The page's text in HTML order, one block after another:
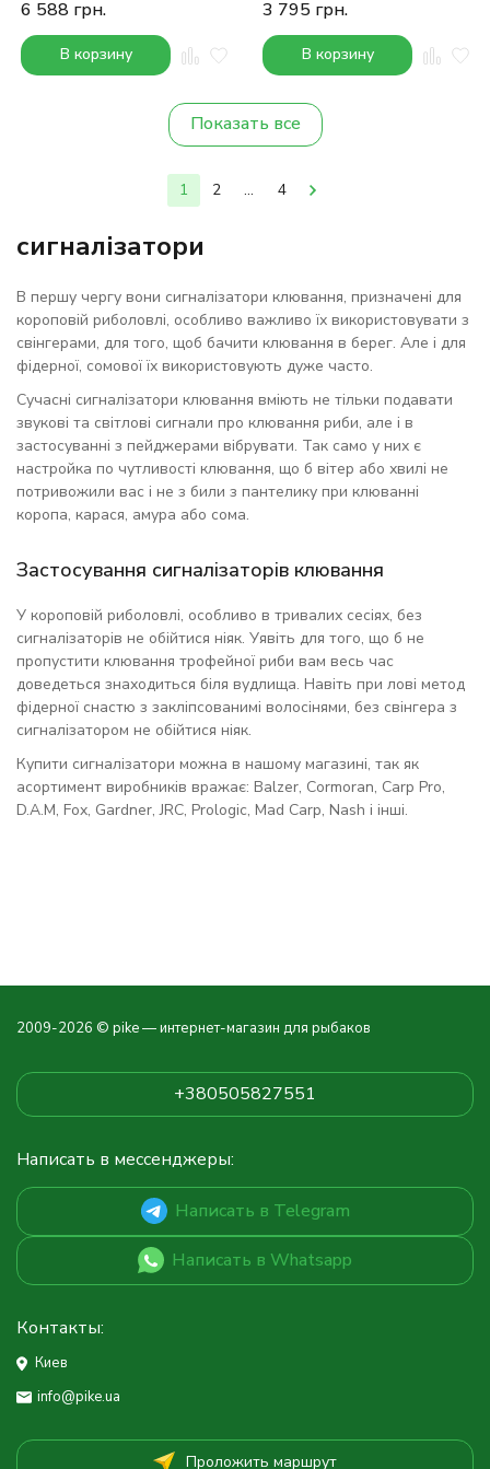
6 588 грн.
В корзину
3 795 грн.
В корзину
Показать все
1 2 ... 4
сигналізатори
В першу чергу вони сигналізатори клювання, призначені для
короповій риболовлі, особливо важливо їх використовувати з
свінгерами, для того, щоб бачити клювання в берег. Але і для
фідерної, сомової їх використовують дуже часто.
Сучасні сигналізатори клювання вміють не тільки подавати
звукові та світлові сигнали про клювання риби, але і в
застосуванні з пейджерами вібрувати. Так само у них є
настройка по чутливості клювання, що б вітер або хвилі не
потривожили вас і не з били з пантелику при клюванні
коропа, карася, амура або сома.
Застосування сигналізаторів клювання
У короповій риболовлі, особливо в тривалих сесіях, без
сигналізаторів не обійтися ніяк. Уявіть для того, що б не
пропустити клювання трофейної риби вам весь час
доведеться знаходиться біля вудлища. Навіть при лові метод
фідерної снастю з закліпсованимі волосінями, без свінгера з
сигналізатором не обійтися ніяк.
Купити сигналізатори можна в нашому магазині, так як
асортимент виробників вражає: Balzer, Cormoran, Carp Pro,
D.A.M, Fox, Gardner, JRC, Prologic, Mad Carp, Nash і інші.
2009-2026 © pike — интернет-магазин для рыбаков
+380505827551
Написать в мессенджеры:
Написать в Telegram
Написать в Whatsapp
Контакты:
Киев
info@pike.ua
Проложить маршрут